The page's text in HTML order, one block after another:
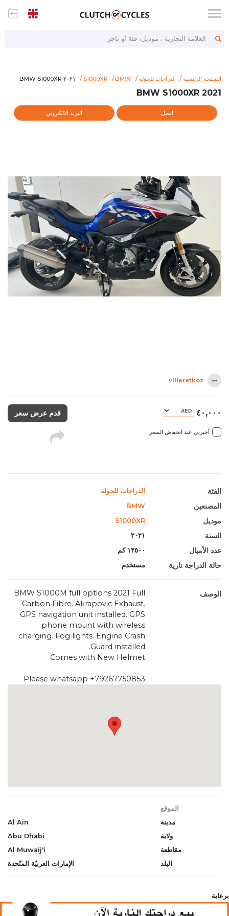
العلامة التجارية ، موديل، فئة أو تاجر
الصفحة الرئيسية الدراجات للجولة BMW
S1000XR
bmw-s1000xr-69045
٢٠٢١ BMW S1000XR
٢٠٢١ BMW S1000XR
2021 BMW S1000XR
اتصل البريد الالكتروني
villaretkoz
٤٠,٠٠٠
أخبرني عند انخفاض السعر
قدم عرض سعر
الفئة الدراجات للجولة
المصنعين BMW
موديل S1000XR
السنة ٢٠٢١
عدد الأميال ١٣٥٠٠ كم
حالة الدراجة نارية مستخدم
الوصف
BMW S1000M full options 2021 Full
Carbon Fibre. Akrapovic Exhaust.
GPS navigation unit installed. GPS
phone mount with wireless
charging. Fog lights. Engine Crash
Guard installed.
Comes with New Helmet
Please whatsapp +79267750853
الموقع
مدينة
Al Ain
ولاية
Abu Dhabi
مقاطعة
Al Muwaij'i
البلد
الإمارات العربيّة المتّحدة
برعاية